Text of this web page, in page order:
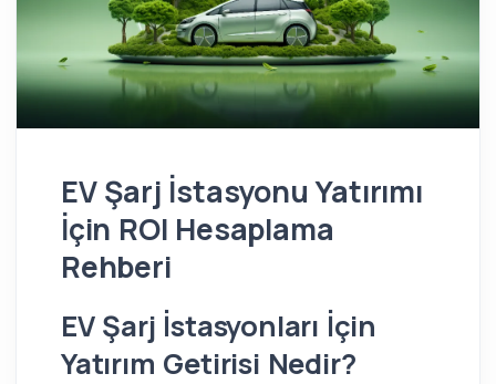
EV Şarj İstasyonu Yatırımı
İçin ROI Hesaplama
Rehberi
EV Şarj İstasyonları İçin
Yatırım Getirisi Nedir?